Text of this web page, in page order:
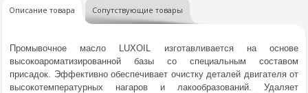
Описание товара Сопутствующие товары
Промывочное масло LUXOIL изготавливается на основе
высокоароматизированной базы со специальным составом
присадок. Эффективно обеспечивает очистку деталей двигателя от
высокотемпературных нагаров и лакообразований. Удаляет